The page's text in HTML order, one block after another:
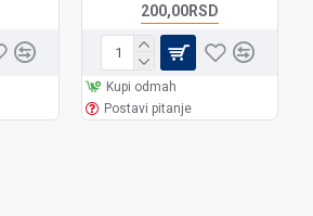
200,00RSD
Kupi odmah
Postavi pitanje